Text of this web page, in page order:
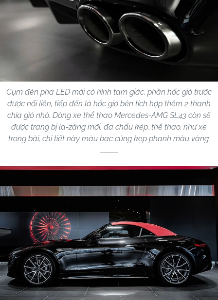
Cụm đèn pha LED mới có hình tam giác, phần hốc gió trước
được nối liền, tiếp đến là hốc gió bên tích hợp thêm 2 thanh
chia gió nhỏ. Dòng xe thể thao Mercedes-AMG SL43 còn sẽ
được trang bị la-zăng mới, đa chấu kép, thể thao, như xe
trong bài, chi tiết này màu bạc cùng kẹp phanh màu vàng.